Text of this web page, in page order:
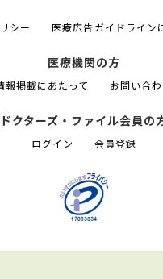
シー 医療広告ガイドライン
医療機関の方
報掲載にあたって お問い合
ドクターズ・ファイル会員の
ログイン 会員登録